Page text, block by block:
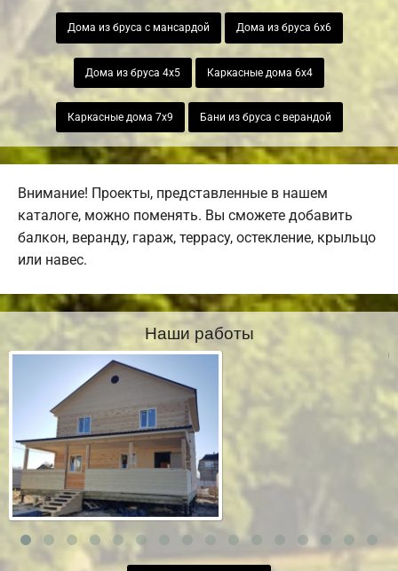
Дома из бруса с мансардой Дома из бруса 6х6
Дома из бруса 4х5 Каркасные дома 6х4
Каркасные дома 7х9 Бани из бруса с верандой
Внимание! Проекты, представленные в нашем
каталоге, можно поменять. Вы сможете добавить
балкон, веранду, гараж, террасу, остекление, крыльцо
или навес.
Наши работы